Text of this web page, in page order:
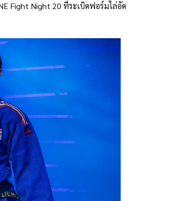
Fight Night 20 ที่ระเบิดฟอร์มไล่อัด